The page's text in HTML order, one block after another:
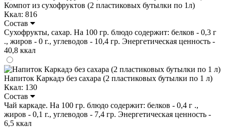
Компот из сухофруктов (2 пластиковых бутылки по 1л)
Ккал: 816
Состав
Сухофрукты, сахар. На 100 гр. блюдо содержит: белков - 0,3 г
., жиров - 0 г., углеводов - 10,4 гр. Энергетическая ценность -
40,8 ккал
Напиток Каркадэ без сахара (2 пластиковых бутылки по 1 л)
Ккал: 130
Состав
Чай каркаде. На 100 гр. блюдо содержит: белков - 0,4 г .,
жиров - 0,1 г., углеводов - 7,4 гр. Энергетическая ценность -
6,5 ккал